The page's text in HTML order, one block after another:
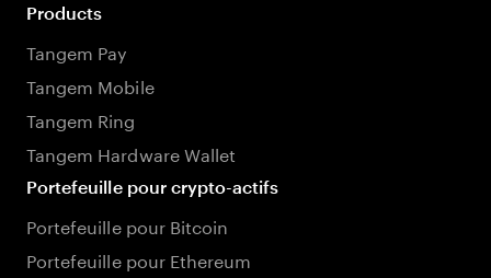
Products
Tangem Pay
Tangem Mobile
Tangem Ring
Tangem Hardware Wallet
Portefeuille pour crypto-actifs
Portefeuille pour Bitcoin
Portefeuille pour Ethereum